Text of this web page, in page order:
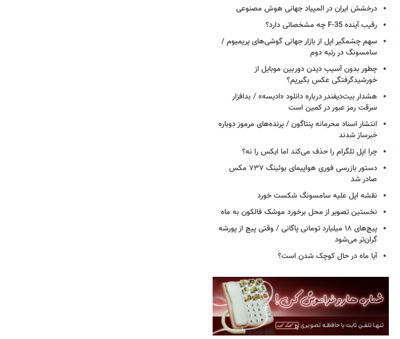
درخشش ایران در المپیاد جهانی هوش مصنوعی
رقیب آینده F-35 چه مشخصاتی دارد؟
سهم چشمگیر اپل از بازار جهانی گوشی‌های پریمیوم /
سامسونگ در رتبه دوم
چطور بدون آسیب دیدن دوربین موبایل از
خورشیدگرفتگی عکس بگیریم؟
هشدار بیت‌دیفندر درباره دانلود «ادیسه» / بدافزار
سرقت رمز عبور در کمین است
انتشار اسناد محرمانه پنتاگون / پرنده‌های مرموز دوباره
خبرساز شدند
چرا اپل تلگرام را حذف می‌کند اما ایکس را نه؟
دستور بازرسی فوری هواپیمای بوئینگ ۷۳۷ مکس
صادر شد
نقشه اپل علیه سامسونگ شکست خورد
نخستین تصویر از محل برخورد موشک فالکون به ماه
پیچ‌های ۱۸ میلیارد تومانی پاگانی / وقتی پیچ از پورشه
گران‌تر می‌شود
آیا ماه در حال کوچک شدن است؟